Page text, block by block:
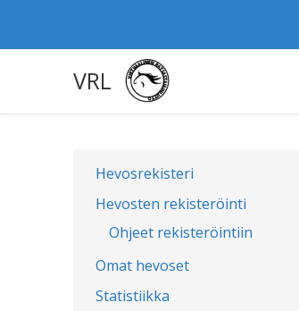
VRL
Hevosrekisteri
Hevosten rekisteröinti
Ohjeet rekisteröintiin
Omat hevoset
Statistiikka